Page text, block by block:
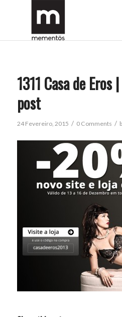
1311 Casa de
post
24 Fevereiro, 2015 / 0 Comments /